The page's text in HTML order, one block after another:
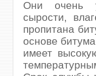
Они очень
сырости,
пропитана
основе
имеет